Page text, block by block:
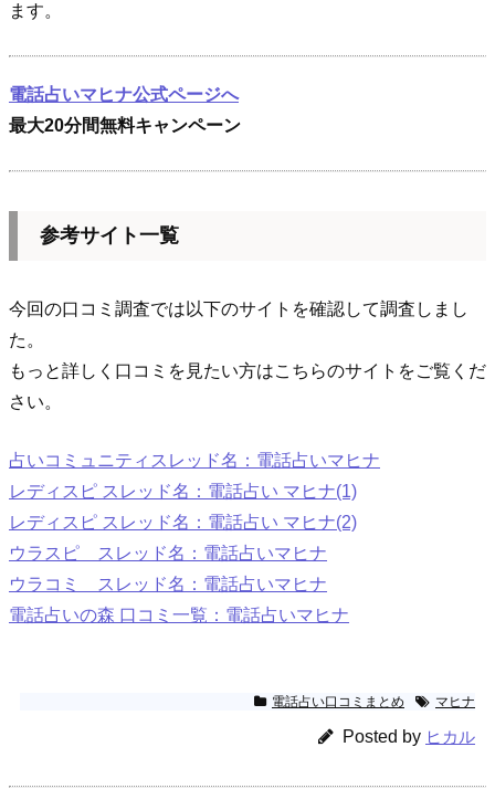
ます。
電話占いマヒナ公式ページへ
最大20分間無料キャンペーン
参考サイト一覧
今回の口コミ調査では以下のサイトを確認して調査しまし
た。
もっと詳しく口コミを見たい方はこちらのサイトをご覧くだ
さい。
占いコミュニティスレッド名：電話占いマヒナ
レディスピ スレッド名：電話占い マヒナ(1)
レディスピ スレッド名：電話占い マヒナ(2)
ウラスピ スレッド名：電話占いマヒナ
ウラコミ スレッド名：電話占いマヒナ
電話占いの森 口コミ一覧：電話占いマヒナ
電話占い口コミまとめ マヒナ
Posted by ヒカル